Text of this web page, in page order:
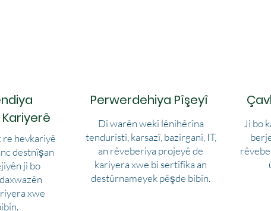
hevkariyê
destnîşan
ji bo
xwe
Perwerdehiya Pîşeyî
Di warên wekî lênihêrîna
tenduristî, karsazî, bazirganî, IT,
an rêveberiya projeyê de
kariyera xwe bi sertîfîka an
destûrnameyek pêşde bibin.
Ji bo